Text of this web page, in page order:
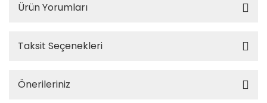
Ürün Yorumları
Taksit Seçenekleri
Önerileriniz